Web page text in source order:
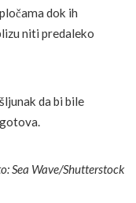
dok ih
niti predaleko
da bi bile
Sea Wave/Shutterstock